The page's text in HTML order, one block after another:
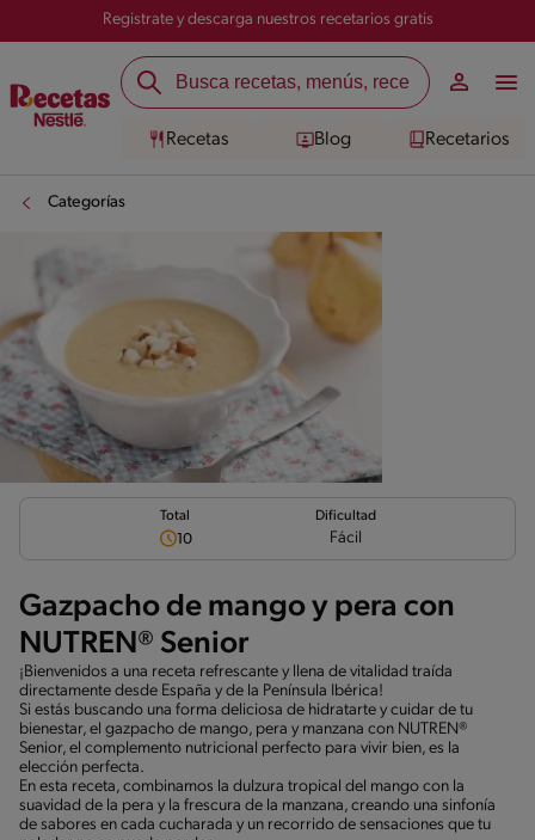
Registrate y descarga nuestros recetarios gratis
Recetas Blog Recetarios
Categorías
Total
10
Dificultad
Fácil
Gazpacho de mango y pera con
NUTREN® Senior
¡Bienvenidos a una receta refrescante y llena de vitalidad traída
directamente desde España y de la Península Ibérica!
Si estás buscando una forma deliciosa de hidratarte y cuidar de tu
bienestar, el gazpacho de mango, pera y manzana con NUTREN®
Senior, el complemento nutricional perfecto para vivir bien, es la
elección perfecta.
En esta receta, combinamos la dulzura tropical del mango con la
suavidad de la pera y la frescura de la manzana, creando una sinfonía
de sabores en cada cucharada y un recorrido de sensaciones que tu